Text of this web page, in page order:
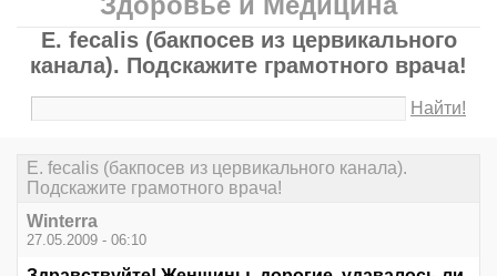
E. fecalis (бакпосев из цервикального
канала). Подскажите грамотного врача!
Найти!
E. fecalis (бакпосев из цервикального канала).
Подскажите грамотного врача!
Winterra
27.05.2009 - 06:10